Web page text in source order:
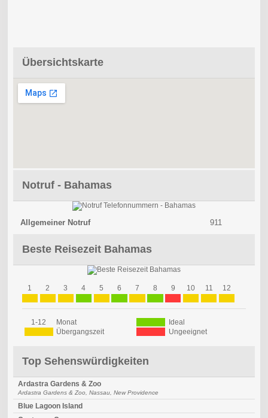
Übersichtskarte
Notruf - Bahamas
Allgemeiner Notruf 911
Beste Reisezeit Bahamas
1 2 3 4 5 6 7 8 9 10 11 12
1-12 Monat
Ideal
Übergangszeit
Ungeeignet
Top Sehenswürdigkeiten
Ardastra Gardens & Zoo
Ardastra Gardens & Zoo, Nassau, New Providence
Blue Lagoon Island